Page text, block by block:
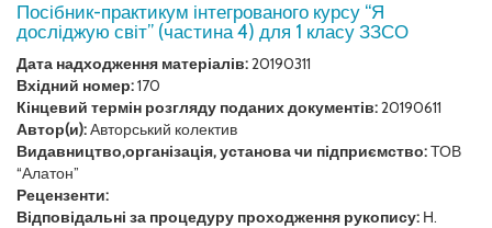
Посібник-практикум інтегрованого курсу “Я
досліджую світ” (частина 4) для 1 класу ЗЗСО
Дата надходження матеріалів:20190311
Вхідний номер:170
Кінцевий термін розгляду поданих документів:20190611
Автор(и):Авторський колектив
Видавництво,організація, установа чи підприємство:ТОВ
“Алатон”
Рецензенти:
Відповідальні за процедуру проходження рукопису: Н.